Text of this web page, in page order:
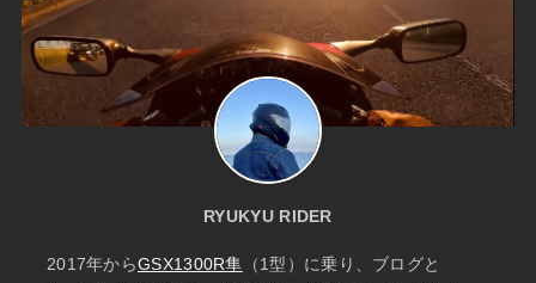
RYUKYU RIDER
2017年からGSX1300R隼 （1型）に乗り、ブログと